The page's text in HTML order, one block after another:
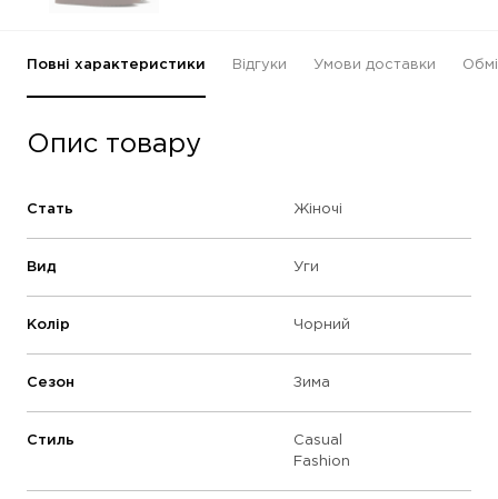
Повні характеристики Відгуки Умови доставки
Опис товару
Стать Жіночі
Вид Уги
Колір Чорний
Сезон Зима
Стиль
Casual
Fashion